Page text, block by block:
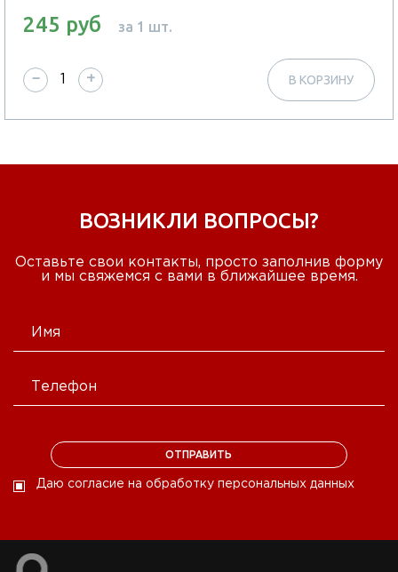
245 руб за 1 шт.
− + В КОРЗИНУ
ВОЗНИКЛИ ВОПРОСЫ?
Оставьте свои контакты, просто заполнив форму
и мы свяжемся с вами в ближайшее время.
Даю согласие на обработку персональных данных